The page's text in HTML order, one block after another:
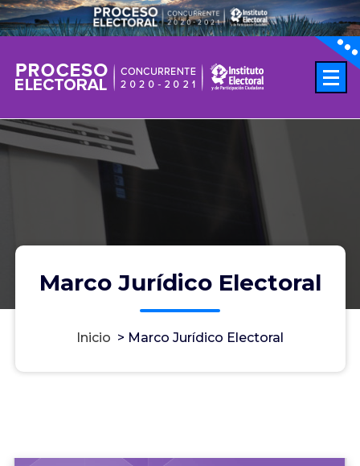
Marco Jurídico Electoral
Inicio > Marco Jurídico Electoral